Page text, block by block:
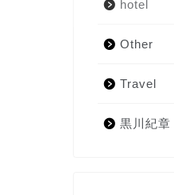
hotel
Other
Travel
黒川紀章